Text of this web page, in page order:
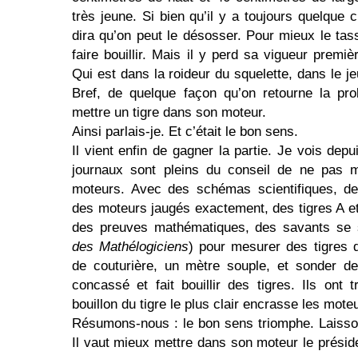
très jeune. Si bien qu’il y a toujours quelque
dira qu’on peut le désosser. Pour mieux le
faire bouillir. Mais il y perd sa vigueur
Qui est dans la roideur du squelette, dans le
Bref, de quelque façon qu’on retourne la
mettre un tigre dans son moteur.
Ainsi parlais-je. Et c’était le bon sens.
Il vient enfin de gagner la partie. Je vois
journaux sont pleins du conseil de ne pas
moteurs. Avec des schémas scientifiques,
des moteurs jaugés exactement, des tigres A
des preuves mathématiques, des savants
des Mathélogiciens) pour mesurer des tigres
de couturière, un mètre souple, et sonder
concassé et fait bouillir des tigres. Ils ont
bouillon du tigre le plus clair encrasse les
Résumons-nous : le bon sens triomphe.
Il vaut mieux mettre dans son moteur le